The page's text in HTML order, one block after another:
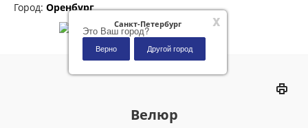
x
Санкт-Петербург
Это Ваш город?
Верно Другой город
Город: Оренбург
Велюр